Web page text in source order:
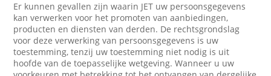
Er kunnen gevallen zijn waarin JET uw persoonsgegevens
kan verwerken voor het promoten van aanbiedingen,
producten en diensten van derden. De rechtsgrondslag
voor deze verwerking van persoonsgegevens is uw
toestemming, tenzij uw toestemming niet nodig is uit
hoofde van de toepasselijke wetgeving. Wanneer u uw